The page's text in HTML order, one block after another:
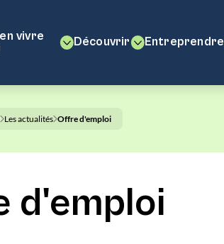
vivre
Découvrir Entreprendre
Les actualités Offre d'emploi
d'emploi